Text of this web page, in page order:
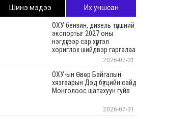
Шинэ мэдээ Их уншсан
ОХУ бензин, дизель түлшний
экспортыг 2027 оны
нэгдүгээр сар хүртэл
хориглох шийдвэр гаргалаа
2026-07-31
ОХУ-ын Өвөр Байгалын
хязгаарын Дэд бүтцийн сайд
Монголоос шатахуун гуйв
2026-07-31